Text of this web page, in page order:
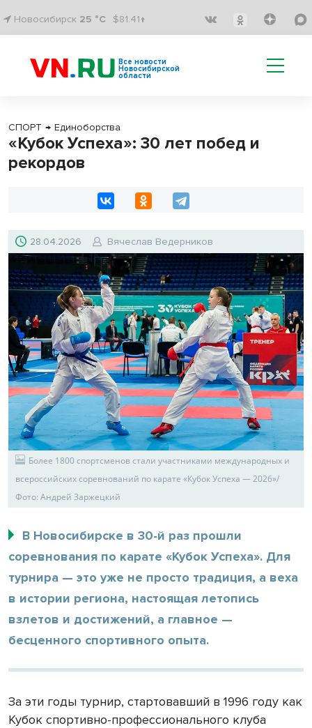
Новосибирск 25 °C $81.41↑
Все новости
Новосибирской
области
СПОРТ → Единоборства
«Кубок Успеха»: 30 лет побед и
рекордов
28.04.2026 Вячеслав Ведерников
Более 1800 спортсменов стали участниками международных и
всероссийских соревнований по карате «Кубок Успеха — 2026»/
Фото: Андрей Заржецкий
В Новосибирске в 30-й раз прошли
соревнования по карате «Кубок Успеха». Для
турнира — это уже не просто традиция, а веха
в истории региона, настоящая летопись
взлетов и достижений, а главное —
бесценного спортивного опыта.
За эти годы турнир, стартовавший в 1996 году как
Кубок спортивно-профессионального клуба